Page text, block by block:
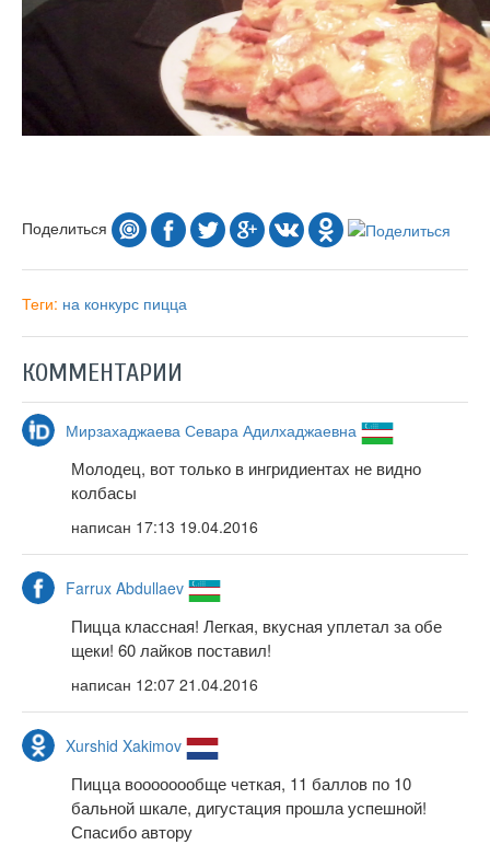
Поделиться
Теги: на конкурс пицца
КОММЕНТАРИИ
Мирзахаджаева Севара Адилхаджаевна
Молодец, вот только в ингридиентах не видно
колбасы
написан 17:13 19.04.2016
Farrux Abdullaev
Пицца классная! Легкая, вкусная уплетал за обе
щеки! 60 лайков поставил!
написан 12:07 21.04.2016
Xurshid Xakimov
Пицца воооооообще четкая, 11 баллов по 10
бальной шкале, дигустация прошла успешной!
Спасибо автору